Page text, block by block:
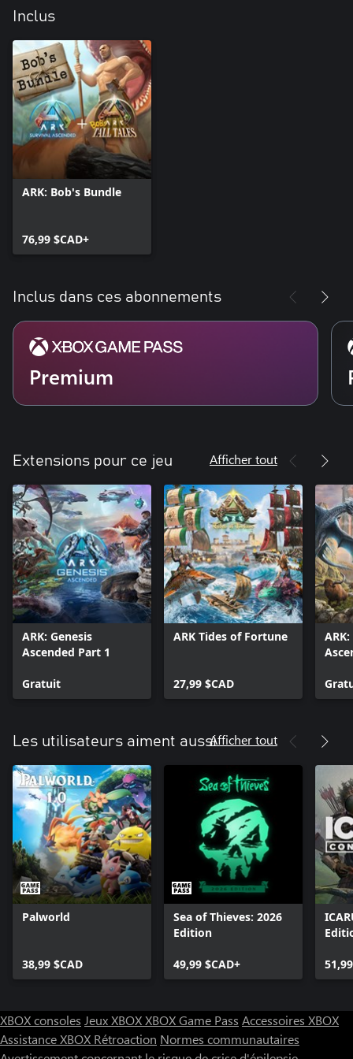
Inclus
ARK: Bob's Bundle
76,99 $CAD+
Inclus dans ces abonnements
Premium
Extensions pour ce jeu Afficher tout
ARK: Genesis
Ascended Part 1
Gratuit
ARK Tides of Fortune
27,99 $CAD
Les utilisateurs aiment aussiAfficher tout
Palworld
38,99 $CAD
Sea of Thieves: 2026
Edition
49,99 $CAD+
XBOX consoles Jeux XBOXXBOX Game Pass Accessoires XBOX
Assistance XBOX Rétroaction Normes communautaires